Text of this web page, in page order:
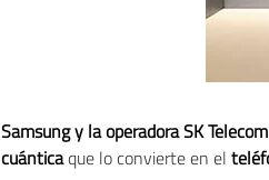
Samsung y la operadora SK Telecom
cuánticaque lo convierte en el